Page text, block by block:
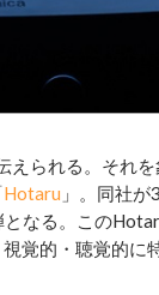
られる。それ
Hotaru 」。同社
なる。この
覚的・聴覚的に